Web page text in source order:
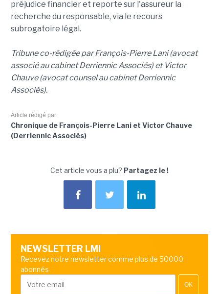
préjudice financier et reporte sur l'assureur la
recherche du responsable, via le recours
subrogatoire légal.
Tribune co-rédigée par François-Pierre Lani (avocat
associé au cabinet Derriennic Associés) et Victor
Chauve (avocat counsel au cabinet Derriennic
Associés).
Article rédigé par
Chronique de François-Pierre Lani et Victor Chauve
(Derriennic Associés)
Cet article vous a plu? Partagez le !
NEWSLETTER LMI
Recevez notre newsletter comme plus de 50000
abonnés
OK